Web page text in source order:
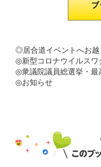
ブ
◎居合道イベントへお越
◎新型コロナウイルスワ
◎衆議院議員総選挙・最
◎お知らせ